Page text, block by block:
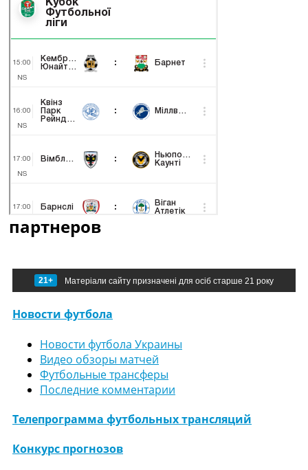
партнеров
21+ Матеріали сайту призначені для осіб старше 21 року
Новости футбола
Новости футбола Украины
Видео обзоры матчей
Футбольные трансферы
Последние комментарии
Телепрограмма футбольных трансляций
Конкурс прогнозов